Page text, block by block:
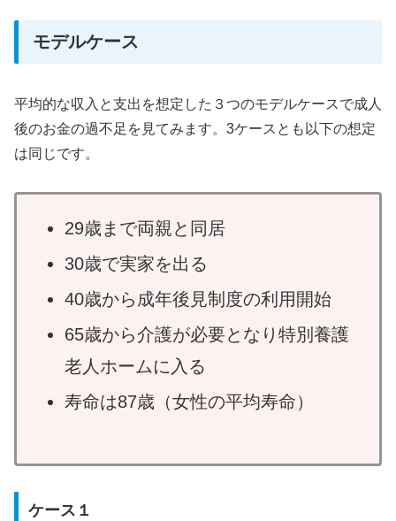
モデルケース
平均的な収入と支出を想定した３つのモデルケースで成人
後のお金の過不足を見てみます。3ケースとも以下の想定
は同じです。
29歳まで両親と同居
30歳で実家を出る
40歳から成年後見制度の利用開始
65歳から介護が必要となり特別養護
老人ホームに入る
寿命は87歳（女性の平均寿命）
ケース１